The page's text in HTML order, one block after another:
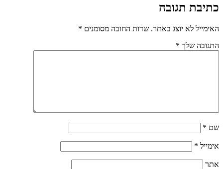
כתיבת תגובה
האימייל לא יוצג באתר. שדות החובה מסומנים *
התגובה שלך *
שם *
אימייל *
אתר